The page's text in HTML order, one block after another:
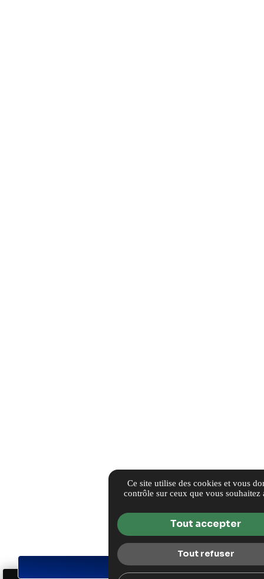
DEMANDE DE DEVIS
Ce site utilise des cookies et vous
contrôle sur ceux que vous souhaitez
Tout accepter
Tout refuser